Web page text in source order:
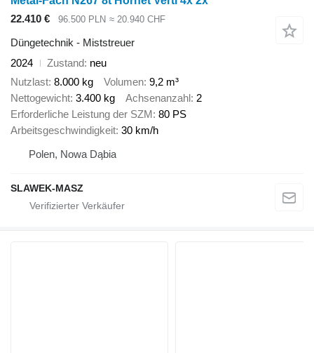
22.410 €
96.500 PLN ≈ 20.940 CHF
Düngetechnik - Miststreuer
2024
Zustand neu
Nutzlast 8.000 kg Volumen 9,2 m³
Nettogewicht 3.400 kg Achsenanzahl 2
Erforderliche Leistung der SZM 80 PS
Arbeitsgeschwindigkeit 30 km/h
Polen, Nowa Dąbia
SLAWEK-MASZ